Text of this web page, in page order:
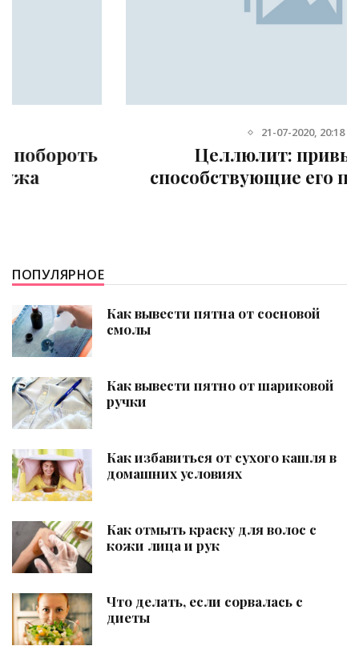
Целлюлит: привычки,
способствующие его появлению
ПОПУЛЯРНОЕ
Как вывести пятна от сосновой
смолы
Как вывести пятно от шариковой
ручки
Как избавиться от сухого кашля в
домашних условиях
Как отмыть краску для волос с
кожи лица и рук
Что делать, если сорвалась с
диеты